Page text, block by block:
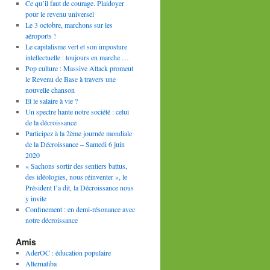
Ce qu’il faut de courage. Plaidoyer
pour le revenu universel
Le 3 octobre, marchons sur les
aéroports !
Le capitalisme vert et son imposture
intellectuelle : toujours en marche …
Pop culture : Massive Attack promeut
le Revenu de Base à travers une
nouvelle chanson
Et le salaire à vie ?
Un spectre hante notre société : celui
de la décroissance
Participez à la 2ème journée mondiale
de la Décroissance – Samedi 6 juin
2020
« Sachons sortir des sentiers battus,
des idéologies, nous réinventer », le
Président l’a dit, la Décroissance nous
y invite
Confinement : en demi-résonance avec
notre décroissance
Amis
AderOC : éducation populaire
Alternatiba